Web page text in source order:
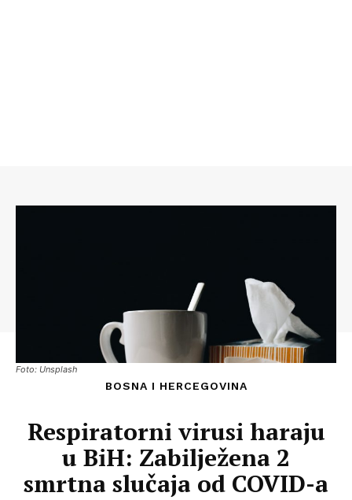
Foto: Unsplash
BOSNA I HERCEGOVINA
Respiratorni virusi haraju
u BiH: Zabilježena 2
smrtna slučaja od COVID-a